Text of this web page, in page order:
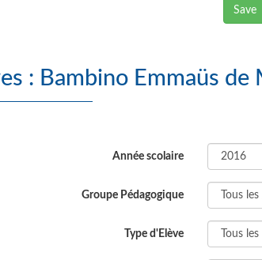
Save
List of Elèves : Bambino
Année scolaire
Groupe Pédagogique
Type d'Elève